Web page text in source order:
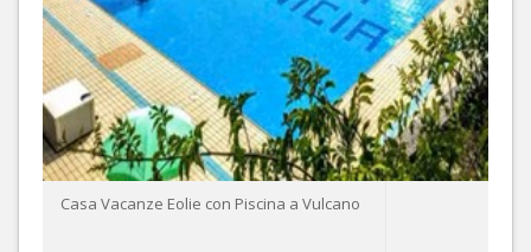
Casa Vacanze Eolie con Piscina a Vulcano